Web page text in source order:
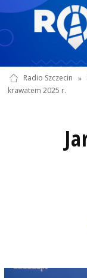
Radio Szczecin »
krawatem 2025 r.